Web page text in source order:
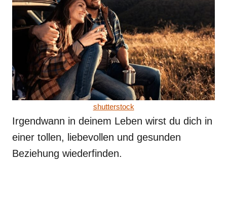
shutterstock
Irgendwann in deinem Leben wirst du dich in
einer tollen, liebevollen und gesunden
Beziehung wiederfinden.